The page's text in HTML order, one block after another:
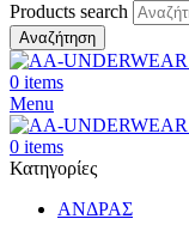
Products search
Αναζήτηση
0 items
Menu
0 items
Κατηγορίες
ΑΝΔΡΑΣ